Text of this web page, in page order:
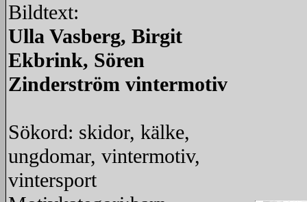
Bildtext:
Ulla Vasberg, Birgit
Ekbrink, Sören
Zinderström vintermotiv
Sökord: skidor, kälke,
ungdomar, vintermotiv,
vintersport